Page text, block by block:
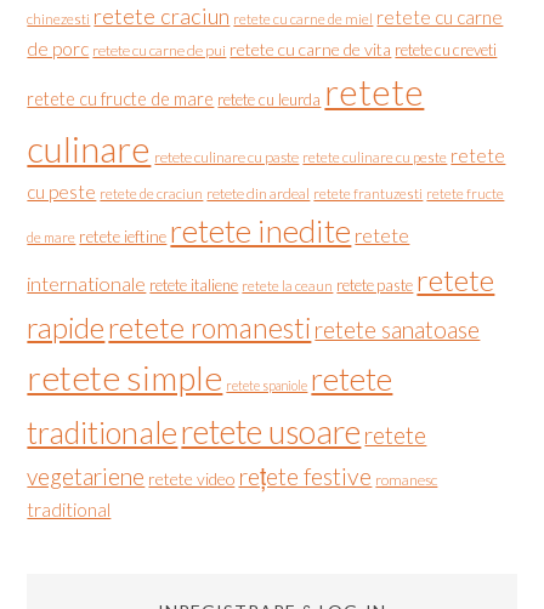
chinezesti retete craciun retete cu carne de miel retete cu carne
de porc retete cu carne de pui retete cu carne de vita retete cu creveti
retete cu fructe de mare retete cu leurda retete
culinare retete culinare cu paste retete culinare cu peste retete
cu peste retete de craciun retete din ardeal retete frantuzesti retete fructe
de mare retete ieftine retete inedite retete
internationale retete italiene retete la ceaun retete paste retete
rapideretete romanesti retete sanatoase
retete simple retete spaniole retete
traditionaleretete usoare retete
vegetariene retete video rețete festive romanesc
traditional